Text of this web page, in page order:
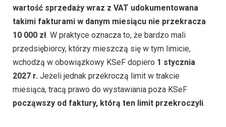
wartość sprzedaży wraz z VAT udokumentowana
takimi fakturami w danym miesiącu nie przekracza
10 000 zł. W praktyce oznacza to, że bardzo mali
przedsiębiorcy, którzy mieszczą się w tym limicie,
wchodzą w obowiązkowy KSeF dopiero 1 stycznia
2027 r. Jeżeli jednak przekroczą limit w trakcie
miesiąca, tracą prawo do wystawiania poza KSeF
począwszy od faktury, którą ten limit przekroczyli.